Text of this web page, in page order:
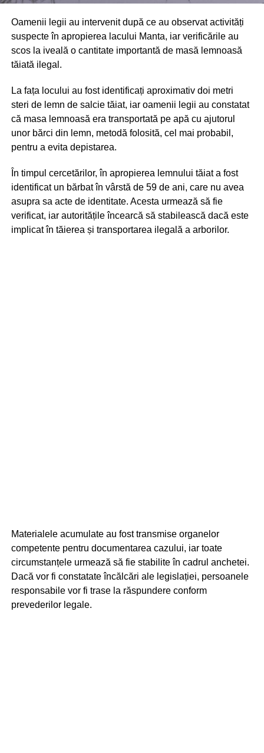
Oamenii legii au intervenit după ce au observat activități
suspecte în apropierea lacului Manta, iar verificările au
scos la iveală o cantitate importantă de masă lemnoasă
tăiată ilegal.
La fața locului au fost identificați aproximativ doi metri
steri de lemn de salcie tăiat, iar oamenii legii au constatat
că masa lemnoasă era transportată pe apă cu ajutorul
unor bărci din lemn, metodă folosită, cel mai probabil,
pentru a evita depistarea.
În timpul cercetărilor, în apropierea lemnului tăiat a fost
identificat un bărbat în vârstă de 59 de ani, care nu avea
asupra sa acte de identitate. Acesta urmează să fie
verificat, iar autoritățile încearcă să stabilească dacă este
implicat în tăierea și transportarea ilegală a arborilor.
Materialele acumulate au fost transmise organelor
competente pentru documentarea cazului, iar toate
circumstanțele urmează să fie stabilite în cadrul anchetei.
Dacă vor fi constatate încălcări ale legislației, persoanele
responsabile vor fi trase la răspundere conform
prevederilor legale.